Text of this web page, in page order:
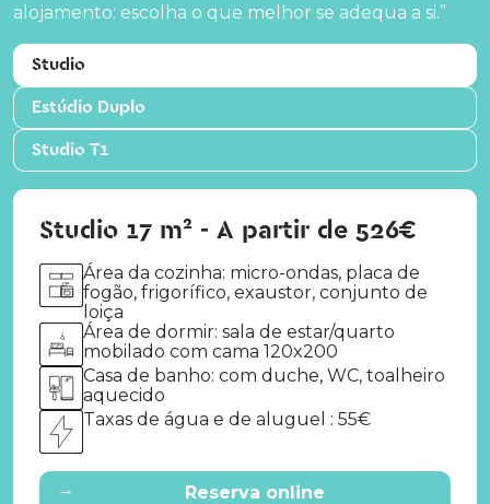
alojamento: escolha o que melhor se adequa a si.”
Studio
Estúdio Duplo
Studio T1
Studio 17 m² - A partir de 526€
Área da cozinha: micro-ondas, placa de
fogão, frigorífico, exaustor, conjunto de
loiça
Área de dormir: sala de estar/quarto
mobilado com cama 120x200
Casa de banho: com duche, WC, toalheiro
aquecido
Taxas de água e de aluguel : 55€
→ Reserva online